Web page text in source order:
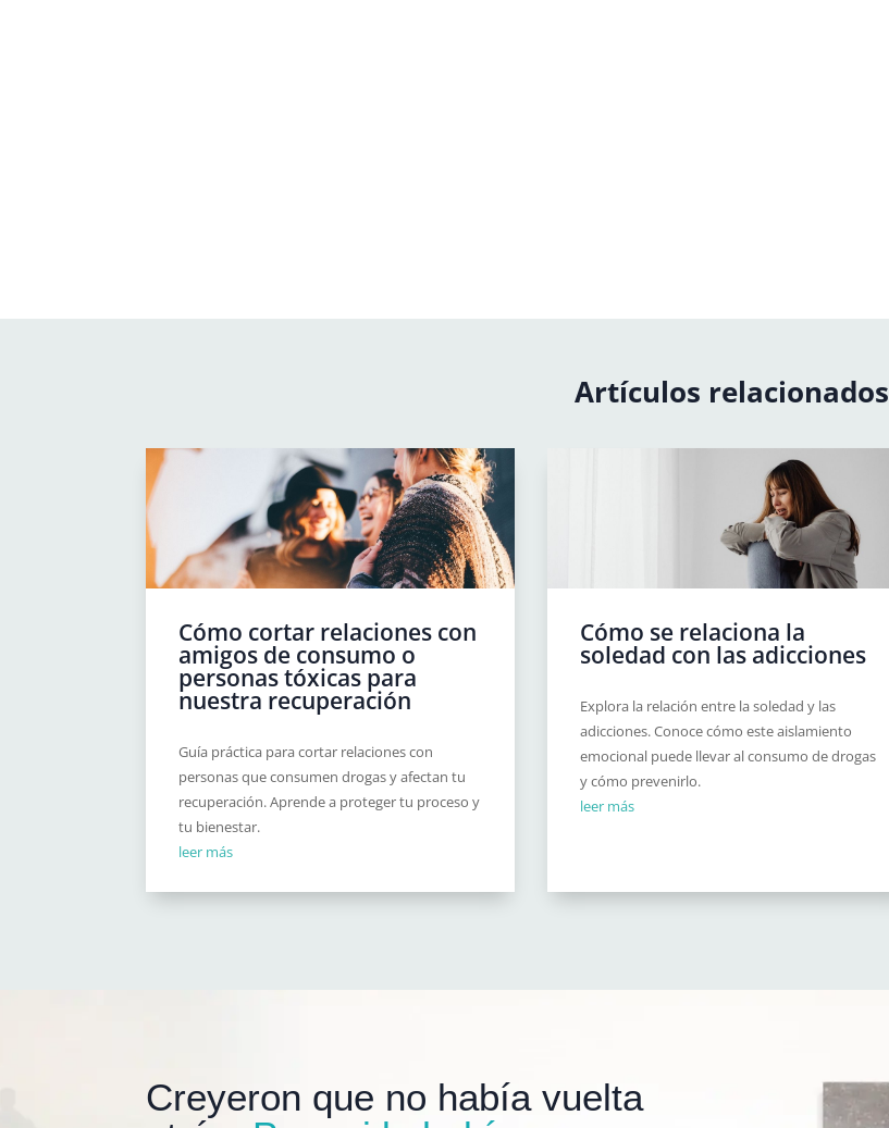
Artículos relacionados
Cómo cortar relaciones con
amigos de consumo o
personas tóxicas para
nuestra recuperación
Guía práctica para cortar relaciones con
personas que consumen drogas y afectan tu
recuperación. Aprende a proteger tu proceso y
tu bienestar.
leer más
Cómo se relaciona la
soledad con las adicciones
Explora la relación entre la soledad y las
adicciones. Conoce cómo este aislamiento
emocional puede llevar al consumo de drogas
y cómo prevenirlo.
leer más
Creyeron que no había vuelta